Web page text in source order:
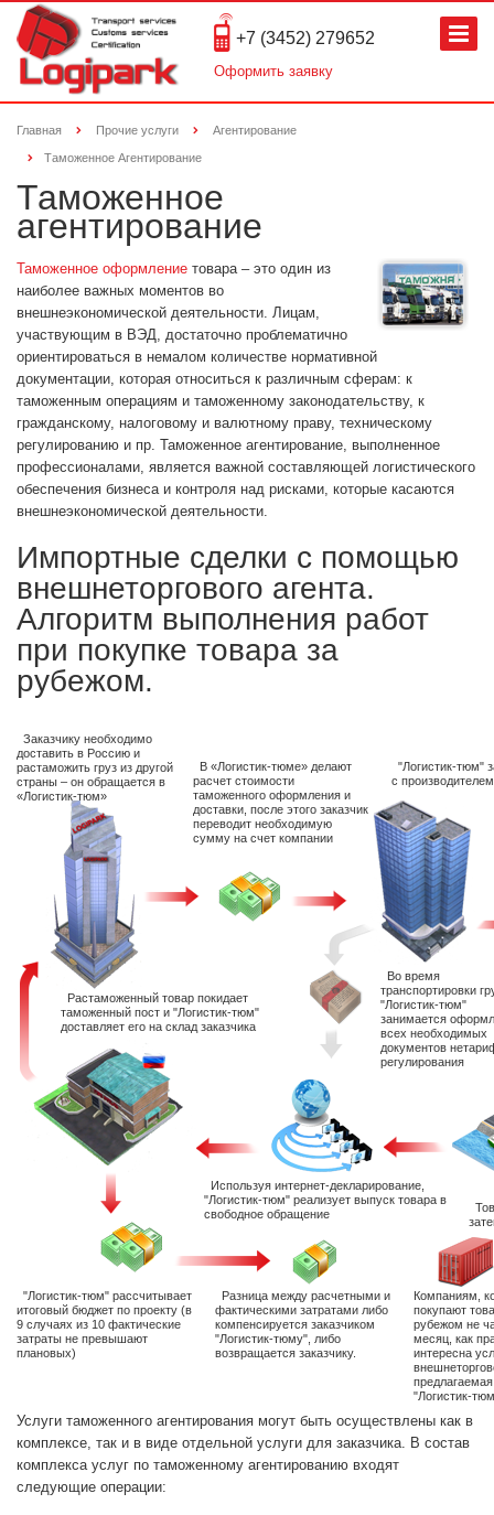
+7 (3452) 279652
Оформить заявку
Главная Прочие услуги Агентирование
Таможенное Агентирование
Таможенное
агентирование
Таможенное оформление товара – это один из
наиболее важных моментов во
внешнеэкономической деятельности. Лицам,
участвующим в ВЭД, достаточно проблематично
ориентироваться в немалом количестве нормативной
документации, которая относиться к различным сферам: к
таможенным операциям и таможенному законодательству, к
гражданскому, налоговому и валютному праву, техническому
регулированию и пр. Таможенное агентирование, выполненное
профессионалами, является важной составляющей логистического
обеспечения бизнеса и контроля над рисками, которые касаются
внешнеэкономической деятельности.
Импортные сделки с помощью
внешнеторгового агента.
Алгоритм выполнения работ
при покупке товара за
рубежом.
Заказчику необходимо
доставить в Россию и
растаможить груз из другой
страны – он обращается в
«Логистик-тюм»
В «Логистик-тюме» делают
расчет стоимости
таможенного оформления и
доставки, после этого заказчик
переводит необходимую
сумму на счет компании
"Логистик-тюм"
с
Во время
транспортировки
"Логистик-тюм"
занимается
всех необходимых
документов
регулирования
Используя интернет-декларирование,
"Логистик-тюм" реализует выпуск товара в
свободное обращение
Растаможенный товар покидает
таможенный пост и "Логистик-тюм"
доставляет его на склад заказчика
"Логистик-тюм" рассчитывает
итоговый бюджет по проекту (в
9 случаях из 10 фактические
затраты не превышают
плановых)
Разница между расчетными и
фактическими затратами либо
компенсируется заказчиком
"Логистик-тюму", либо
возвращается заказчику.
Компаниям,
покупают
рубежом не
месяц, как
интересна
"Логистик-
Услуги таможенного агентирования могут быть осуществлены как в
комплексе, так и в виде отдельной услуги для заказчика. В состав
комплекса услуг по таможенному агентированию входят
следующие операции: